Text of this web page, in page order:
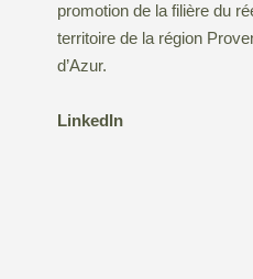
promotion de la filière du
territoire de la région
LinkedIn